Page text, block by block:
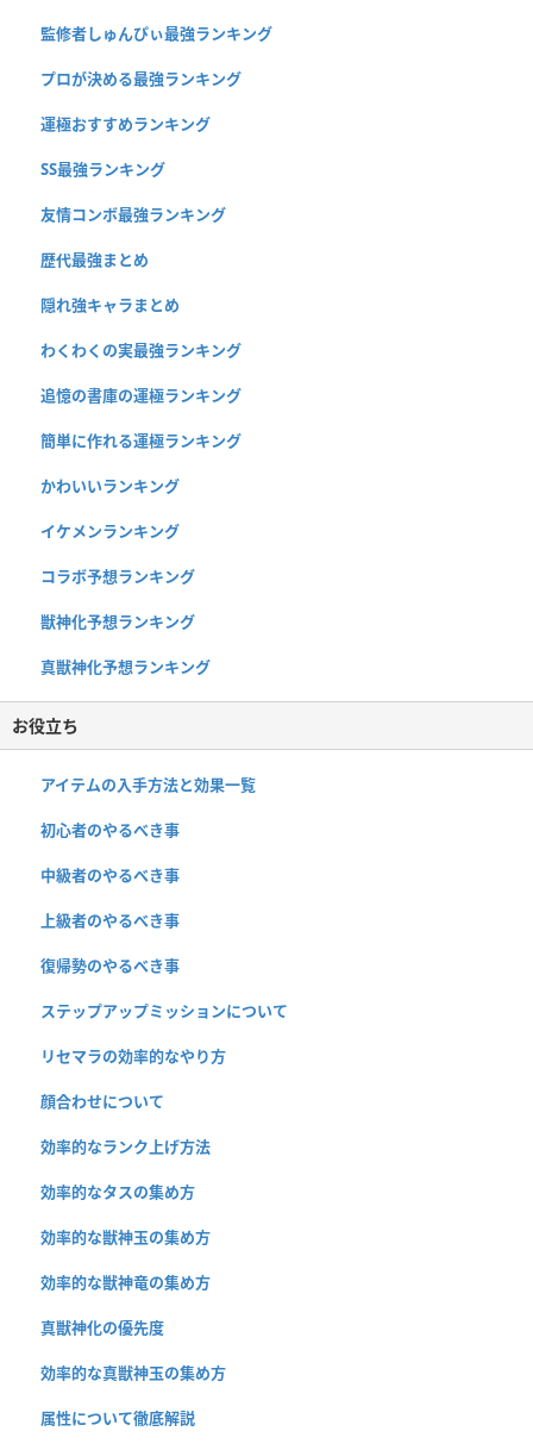
監修者しゅんぴぃ最強ランキング
プロが決める最強ランキング
運極おすすめランキング
SS最強ランキング
友情コンボ最強ランキング
歴代最強まとめ
隠れ強キャラまとめ
わくわくの実最強ランキング
追憶の書庫の運極ランキング
簡単に作れる運極ランキング
かわいいランキング
イケメンランキング
コラボ予想ランキング
獣神化予想ランキング
真獣神化予想ランキング
お役立ち
アイテムの入手方法と効果一覧
初心者のやるべき事
中級者のやるべき事
上級者のやるべき事
復帰勢のやるべき事
ステップアップミッションについて
リセマラの効率的なやり方
顔合わせについて
効率的なランク上げ方法
効率的なタスの集め方
効率的な獣神玉の集め方
効率的な獣神竜の集め方
真獣神化の優先度
効率的な真獣神玉の集め方
属性について徹底解説